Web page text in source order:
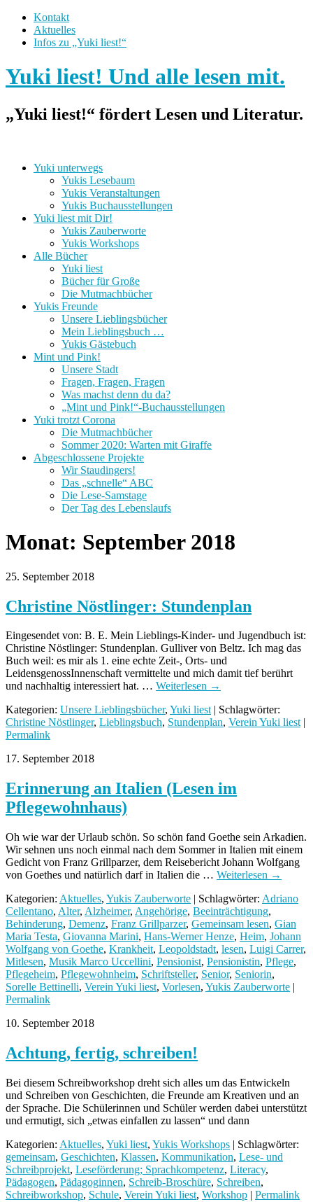
Kontakt
Aktuelles
Infos zu „Yuki liest!“
Yuki liest! Und alle lesen mit.
„Yuki liest!“ fördert Lesen und Literatur.
Yuki unterwegs
Yukis Lesebaum
Yukis Veranstaltungen
Yukis Buchausstellungen
Yuki liest mit Dir!
Yukis Zauberworte
Yukis Workshops
Alle Bücher
Yuki liest
Bücher für Große
Die Mutmachbücher
Yukis Freunde
Unsere Lieblingsbücher
Mein Lieblingsbuch …
Yukis Gästebuch
Mint und Pink!
Unsere Stadt
Fragen, Fragen, Fragen
Was machst denn du da?
„Mint und Pink!“-Buchausstellungen
Yuki trotzt Corona
Die Mutmachbücher
Sommer 2020: Warten mit Giraffe
Abgeschlossene Projekte
Wir Staudingers!
Das „schnelle“ ABC
Die Lese-Samstage
Der Tag des Lebenslaufs
Monat: September 2018
25. September 2018
Christine Nöstlinger: Stundenplan
Eingesendet von: B. E. Mein Lieblings-Kinder- und Jugendbuch ist:
Christine Nöstlinger: Stundenplan. Gulliver von Beltz. Ich mag das
Buch weil: es mir als 1. eine echte Zeit-, Orts- und
LeidensgenossInnenschaft vermittelte und mich damit tief berührt
und nachhaltig interessiert hat. … Weiterlesen →
Kategorien: Unsere Lieblingsbücher, Yuki liest| Schlagwörter:
Christine Nöstlinger, Lieblingsbuch, Stundenplan, Verein Yuki liest|
Permalink
17. September 2018
Erinnerung an Italien (Lesen im
Pflegewohnhaus)
Oh wie war der Urlaub schön. So schön fand Goethe sein Arkadien.
Wir sehnen uns noch einmal nach dem Sommer in Italien mit einem
Gedicht von Franz Grillparzer, dem Reisebericht Johann Wolfgang
von Goethes und natürlich darf in Italien die … Weiterlesen →
Kategorien: Aktuelles, Yukis Zauberworte | Schlagwörter: Adriano
Cellentano, Alter, Alzheimer, Angehörige, Beeinträchtigung,
Behinderung, Demenz, Franz Grillparzer, Gemeinsam lesen, Gian
Maria Testa, Giovanna Marini, Hans-Werner Henze, Heim, Johann
Wolfgang von Goethe, Krankheit, Leopoldstadt, lesen, Luigi Carrer,
Mitlesen, Musik Marco Uccellini, Pensionist, Pensionistin, Pflege,
Pflegeheim, Pflegewohnheim, Schriftsteller, Senior, Seniorin,
Sorelle Bettinelli, Verein Yuki liest, Vorlesen, Yukis Zauberworte |
Permalink
10. September 2018
Achtung, fertig, schreiben!
Bei diesem Schreibworkshop dreht sich alles um das Entwickeln
und Schreiben von Geschichten, die Freunde am Kreativen und an
der Sprache. Die Schülerinnen und Schüler werden dabei unterstützt
und ermutigt, sich „etwas einfallen zu lassen“ und dann
Kategorien: Aktuelles, Yuki liest, Yukis Workshops | Schlagwörter:
gemeinsam, Geschichten, Klassen, Kommunikation, Lese- und
Schreibprojekt, Leseförderung; Sprachkompetenz, Literacy,
Pädagogen, Pädagoginnen, Schreib-Broschüre, Schreiben,
Schreibworkshop, Schule, Verein Yuki liest, Workshop | Permalink